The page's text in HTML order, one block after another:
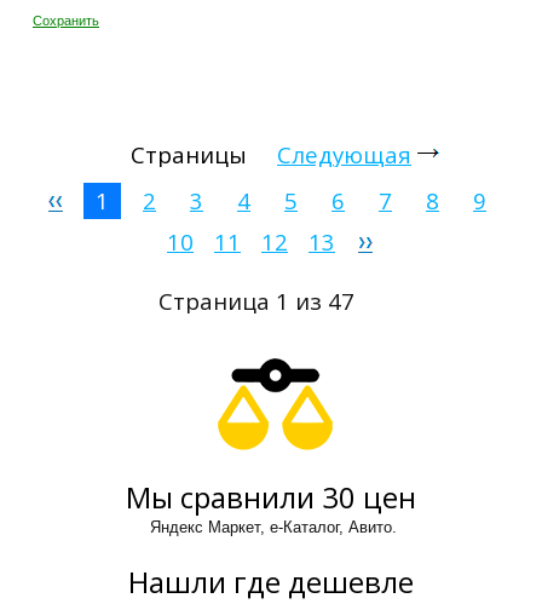
Сохранить
Страницы
Следующая
1
2 3 4 5 6 7 8
9
10
11 12
13
Страница 1 из 47
Мы сравнили 30 цен
Яндекс Маркет, е-Каталог, Авито.
Нашли где дешевле